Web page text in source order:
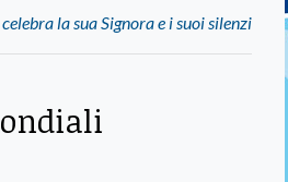
la sua Signora e i suoi silenzi